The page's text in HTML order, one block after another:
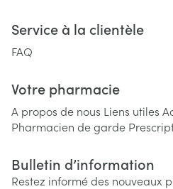
Service à la clientèle
FAQ
Votre pharmacie
A propos de nous Liens utiles
Pharmacien de garde
Bulletin d’information
Restez informé des nouveaux